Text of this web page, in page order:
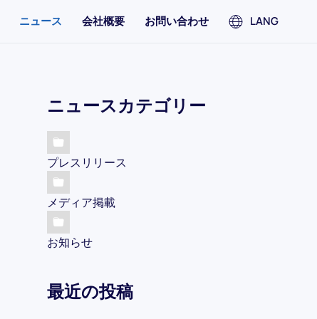
ニュース 会社概要 お問い合わせ LANG
ニュースカテゴリー
プレスリリース
メディア掲載
お知らせ
最近の投稿